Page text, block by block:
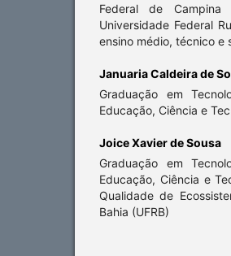
Federal de
Universidade Federal
ensino médio, técnico e
Januaria Caldeira de
Graduação em
Educação, Ciência e
Joice Xavier de Sousa
Graduação em
Educação, Ciência e
Qualidade de
Bahia (UFRB)